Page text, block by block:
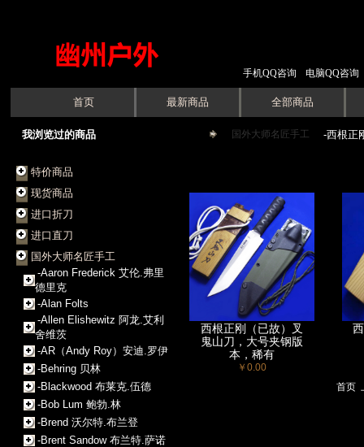
手机QQ咨询 电脑QQ咨询
首页 最新商品 全部商品
我浏览过的商品
特价商品
现货商品
进口折刀
进口直刀
国外大师名匠手工
-Aaron Frederick 艾伦.弗里
德里克
-Alan Folts
-Allen Elishewitz 阿龙.艾利
舍维茨
-AR（Andy Roy）安迪.罗伊
-Behring 贝林
-Blackwood 布莱克.伍德
-Bob Lum 鲍勃.林
-Brend 沃尔特.布兰登
-Brent Sandow 布兰特.萨诺
国外大师名匠手工 -西根正
西根正刚（已故）叉
鬼山刀，大号夹钢版
本，稀有
￥0.00
首页